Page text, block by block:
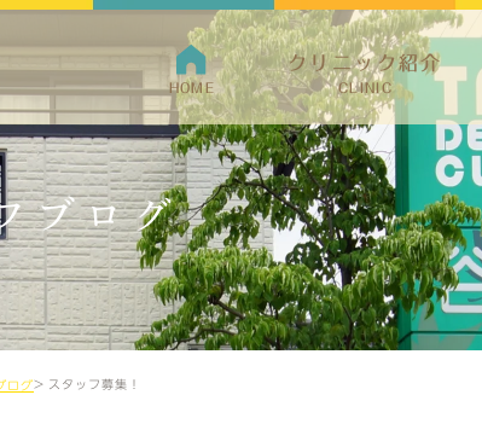
HOME
クリニック紹介
CLINIC
クリニック紹介
院長紹介
予
根
ホ
矯
ブログ
ログ スタッフ募集！